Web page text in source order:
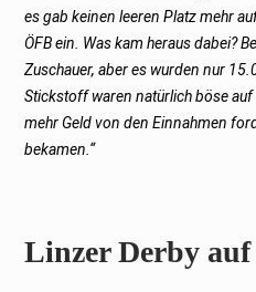
es gab keinen leeren Platz mehr
ÖFB ein. Was kam heraus dabei?
Zuschauer, aber es wurden nur
Stickstoff waren natürlich böse
mehr Geld von den Einnahmen
bekamen.“
Linzer Derby